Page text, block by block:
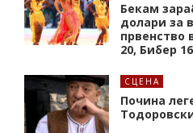
Бекам
долари за
првенство
20, Бибер
СЦЕНА
Почина